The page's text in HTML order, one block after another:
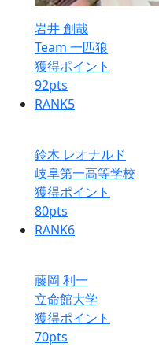
岩井 創哉
Team 一匹狼
獲得ポイント
92pts
RANK5
鈴木 レオナルド
岐阜第一高等学校
獲得ポイント
80pts
RANK6
藤岡 利一
立命館大学
獲得ポイント
70pts